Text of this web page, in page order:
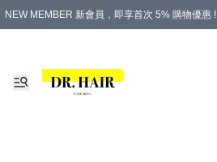
NEW MEMBER 新會員，即享首次 5% 購物優惠 !